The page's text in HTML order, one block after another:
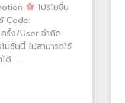
โปรโมชั่น
Code:
ครั้ง/User จำกัด
ชั่นนี้ ไม่สามารถใช้
ได้ …